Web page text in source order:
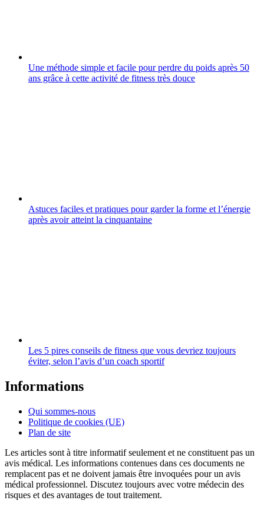
Une méthode simple et facile pour perdre du poids après 50
ans grâce à cette activité de fitness très douce
Astuces faciles et pratiques pour garder la forme et l’énergie
après avoir atteint la cinquantaine
Les 5 pires conseils de fitness que vous devriez toujours
éviter, selon l’avis d’un coach sportif
Informations
Qui sommes-nous
Politique de cookies (UE)
Plan de site
Les articles sont à titre informatif seulement et ne constituent pas un
avis médical. Les informations contenues dans ces documents ne
remplacent pas et ne doivent jamais être invoquées pour un avis
médical professionnel. Discutez toujours avec votre médecin des
risques et des avantages de tout traitement.